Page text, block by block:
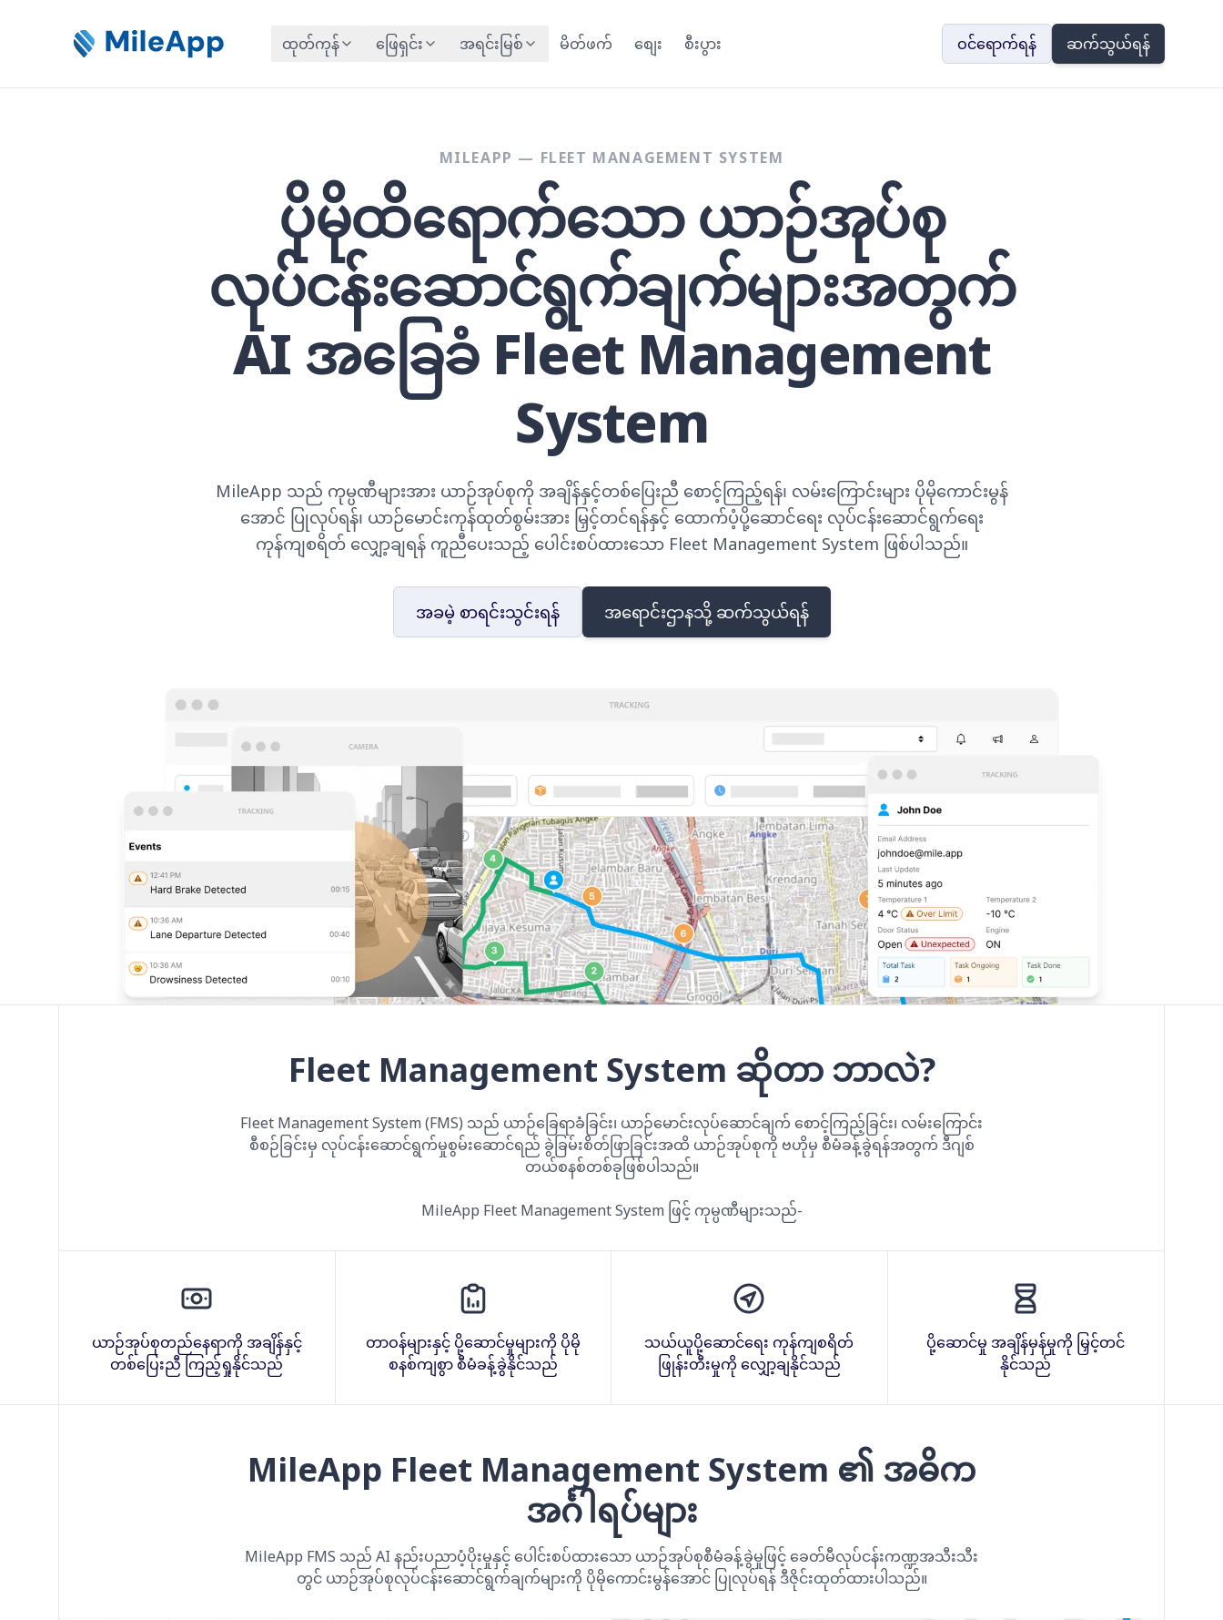
ထုတ်ကုန် ဖြေရှင်း အရင်းမြစ် မိတ်ဖက် စျေး စီးပွား ဝင်ရောက်ရန် ဆက်သွယ်ရန်
MILEAPP — FLEET MANAGEMENT SYSTEM
ပိုမိုထိရောက်သော ယာဉ်အုပ်စု
လုပ်ငန်းဆောင်ရွက်ချက်များအတွက်
AI အခြေခံ Fleet Management
System
MileApp သည် ကုမ္ပဏီများအား ယာဉ်အုပ်စုကို အချိန်နှင့်တစ်ပြေးညီ စောင့်ကြည့်ရန်၊ လမ်းကြောင်းများ ပိုမိုကောင်းမွန်
အောင် ပြုလုပ်ရန်၊ ယာဉ်မောင်းကုန်ထုတ်စွမ်းအား မြှင့်တင်ရန်နှင့် ထောက်ပံ့ပို့ဆောင်ရေး လုပ်ငန်းဆောင်ရွက်ရေး
ကုန်ကျစရိတ် လျှော့ချရန် ကူညီပေးသည့် ပေါင်းစပ်ထားသော Fleet Management System ဖြစ်ပါသည်။
အခမဲ့ စာရင်းသွင်းရန် အရောင်းဌာနသို့ ဆက်သွယ်ရန်
Fleet Management System ဆိုတာ ဘာလဲ?
Fleet Management System (FMS) သည် ယာဉ်ခြေရာခံခြင်း၊ ယာဉ်မောင်းလုပ်ဆောင်ချက် စောင့်ကြည့်ခြင်း၊ လမ်းကြောင်း
စီစဉ်ခြင်းမှ လုပ်ငန်းဆောင်ရွက်မှုစွမ်းဆောင်ရည် ခွဲခြမ်းစိတ်ဖြာခြင်းအထိ ယာဉ်အုပ်စုကို ဗဟိုမှ စီမံခန့်ခွဲရန်အတွက် ဒီဂျစ်
တယ်စနစ်တစ်ခုဖြစ်ပါသည်။
MileApp Fleet Management System ဖြင့် ကုမ္ပဏီများသည်-
ယာဉ်အုပ်စုတည်နေရာကို အချိန်နှင့်
တစ်ပြေးညီ ကြည့်ရှုနိုင်သည်
တာဝန်များနှင့် ပို့ဆောင်မှုများကို ပိုမို
စနစ်ကျစွာ စီမံခန့်ခွဲနိုင်သည်
သယ်ယူပို့ဆောင်ရေး ကုန်ကျစရိတ်
ဖြုန်းတီးမှုကို လျှော့ချနိုင်သည်
ပို့ဆောင်မှု အချိန်မှန်မှုကို မြှင့်တင်
နိုင်သည်
MileApp Fleet Management System ၏ အဓိက
အင်္ဂါရပ်များ
MileApp FMS သည် AI နည်းပညာပံ့ပိုးမှုနှင့် ပေါင်းစပ်ထားသော ယာဉ်အုပ်စုစီမံခန့်ခွဲမှုဖြင့် ခေတ်မီလုပ်ငန်းကဏ္ဍအသီးသီး
တွင် ယာဉ်အုပ်စုလုပ်ငန်းဆောင်ရွက်ချက်များကို ပိုမိုကောင်းမွန်အောင် ပြုလုပ်ရန် ဒီဇိုင်းထုတ်ထားပါသည်။